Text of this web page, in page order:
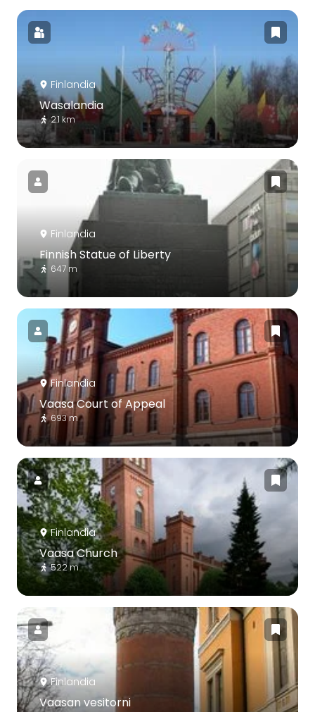
Finlandia
Wasalandia
2.1 km
Finlandia
Finnish Statue of Liberty
647 m
Finlandia
Vaasa Court of Appeal
693 m
Finlandia
Vaasa Church
522 m
Finlandia
Vaasan vesitorni